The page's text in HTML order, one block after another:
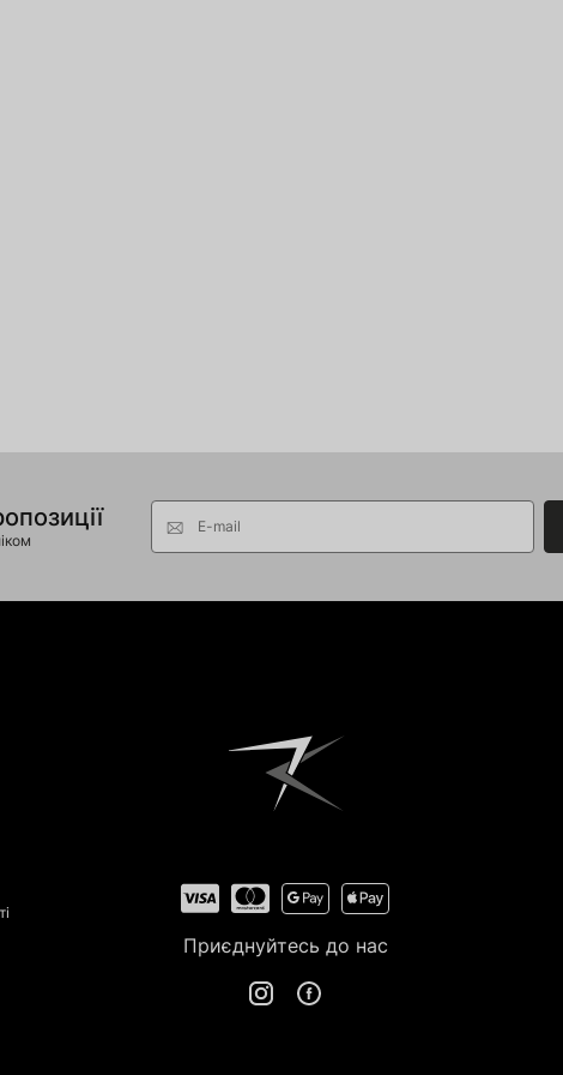
E-mail
Приєднуйтесь до нас